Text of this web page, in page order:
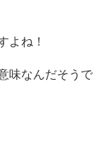
よね！
味なんだそうで